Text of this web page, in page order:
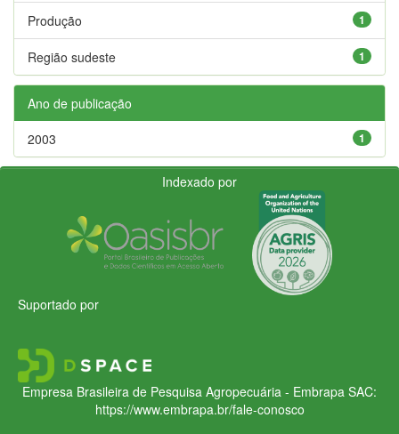
1
Produção
1
Região sudeste
Ano de publicação
1
2003
Indexado por
Suportado por
Empresa Brasileira de Pesquisa Agropecuária - Embrapa SAC:
https://www.embrapa.br/fale-conosco